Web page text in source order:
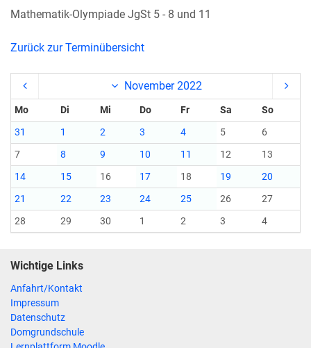
Mathematik-Olympiade JgSt 5 - 8 und 11
Zurück zur Terminübersicht
November 2022
Mo Di Mi Do Fr Sa
So
31
1 2 3 4 5
6
7
8 9 10 11 12
13
14
15 16 17 18 19
20
21
22 23 24 25 26
27
28
29 30 1 2 3 4
Wichtige Links
Anfahrt/Kontakt
Impressum
Datenschutz
Domgrundschule